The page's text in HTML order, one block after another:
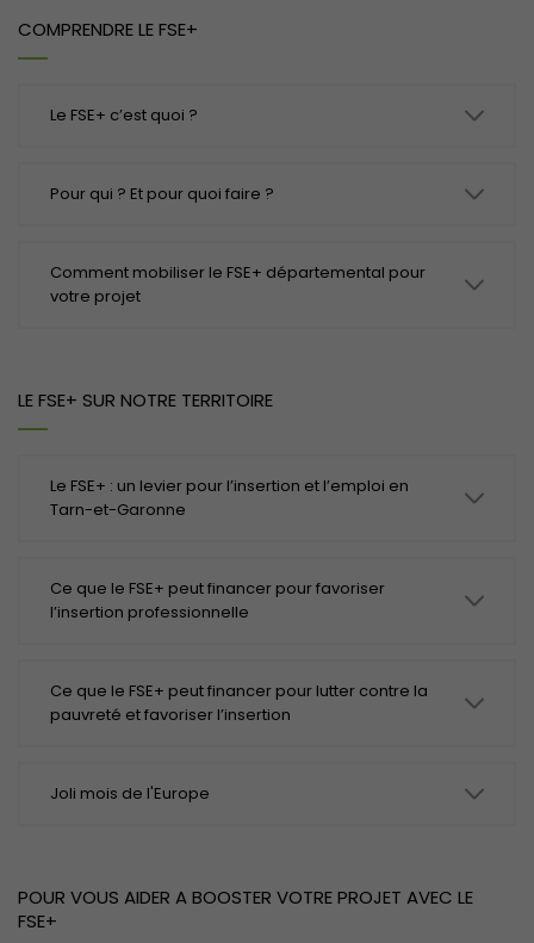
COMPRENDRE LE FSE+
Le FSE+ c’est quoi ?
Pour qui ? Et pour quoi faire ?
Comment mobiliser le FSE+ départemental pour
votre projet
LE FSE+ SUR NOTRE TERRITOIRE
Le FSE+ : un levier pour l’insertion et l’emploi en
Tarn-et-Garonne
Ce que le FSE+ peut financer pour favoriser
l’insertion professionnelle
Ce que le FSE+ peut financer pour lutter contre la
pauvreté et favoriser l’insertion
Joli mois de l'Europe
POUR VOUS AIDER A BOOSTER VOTRE PROJET AVEC LE
FSE+